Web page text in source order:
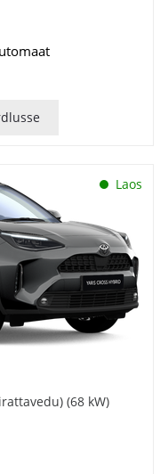
Laos
(68 kW)